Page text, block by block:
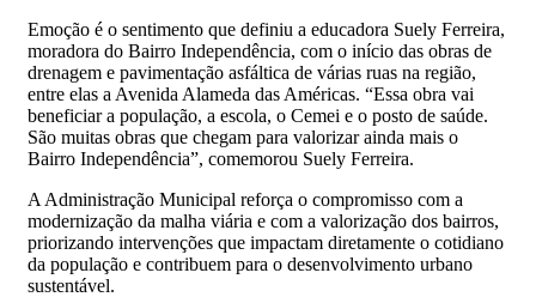
Emoção é o sentimento que definiu a educadora Suely Ferreira,
moradora do Bairro Independência, com o início das obras de
drenagem e pavimentação asfáltica de várias ruas na região,
entre elas a Avenida Alameda das Américas. “Essa obra vai
beneficiar a população, a escola, o Cemei e o posto de saúde.
São muitas obras que chegam para valorizar ainda mais o
Bairro Independência”, comemorou Suely Ferreira.
A Administração Municipal reforça o compromisso com a
modernização da malha viária e com a valorização dos bairros,
priorizando intervenções que impactam diretamente o cotidiano
da população e contribuem para o desenvolvimento urbano
sustentável.